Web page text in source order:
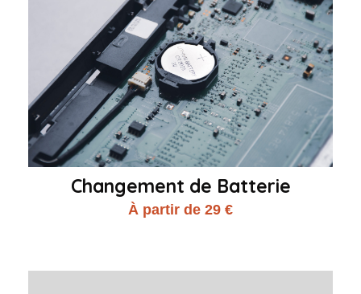
Changement de Batterie
À partir de 29 €